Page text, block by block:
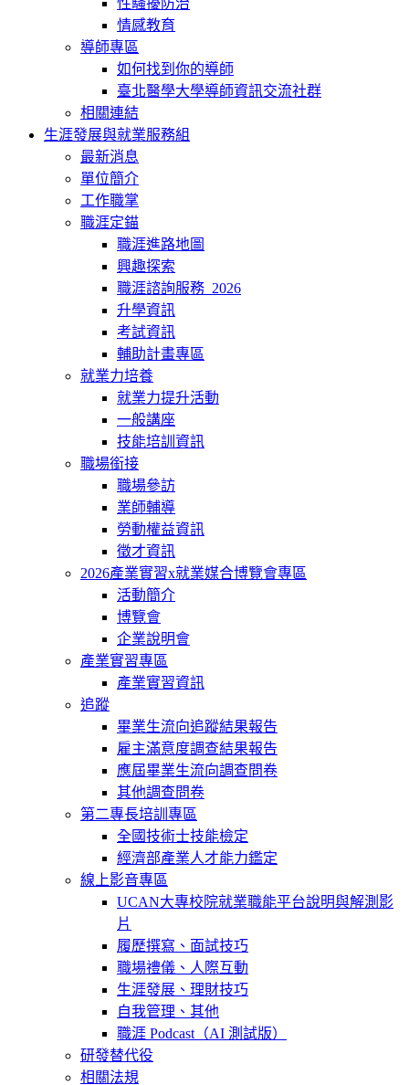
情感教育
導師專區
如何找到你的導師
臺北醫學大學導師資訊交流社群
相關連結
生涯發展與就業服務組
最新消息
單位簡介
工作職掌
職涯定錨
職涯進路地圖
興趣探索
職涯諮詢服務_2026
升學資訊
考試資訊
輔助計畫專區
就業力培養
就業力提升活動
一般講座
技能培訓資訊
職場銜接
職場參訪
業師輔導
勞動權益資訊
徵才資訊
2026產業實習x就業媒合博覽會專區
活動簡介
博覽會
企業說明會
產業實習專區
產業實習資訊
追蹤
畢業生流向追蹤結果報告
雇主滿意度調查結果報告
應屆畢業生流向調查問卷
其他調查問卷
第二專長培訓專區
全國技術士技能檢定
經濟部產業人才能力鑑定
線上影音專區
UCAN大專校院就業職能平台說明與解測影
片
履歷撰寫、面試技巧
職場禮儀、人際互動
生涯發展、理財技巧
自我管理、其他
職涯 Podcast（AI 測試版）
研發替代役
相關法規